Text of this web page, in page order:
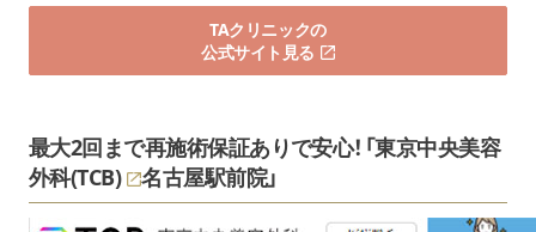
TAクリニックの
公式サイト見る
最大2回まで再施術保証ありで安心！「東京中央美容
外科(TCB)
名古屋駅前院」